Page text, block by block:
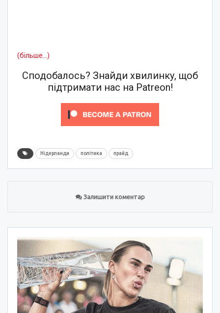
(більше…)
Сподобалось? Знайди хвилинку, щоб
підтримати нас на Patreon!
Нідерланди політика прайд
Залишити коментар